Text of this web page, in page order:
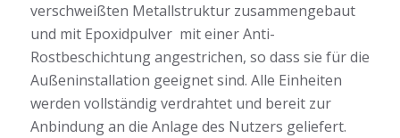
verschweißten Metallstruktur zusammengebaut
und mit Epoxidpulver mit einer Anti-
Rostbeschichtung angestrichen, so dass sie für die
Außeninstallation geeignet sind. Alle Einheiten
werden vollständig verdrahtet und bereit zur
Anbindung an die Anlage des Nutzers geliefert.